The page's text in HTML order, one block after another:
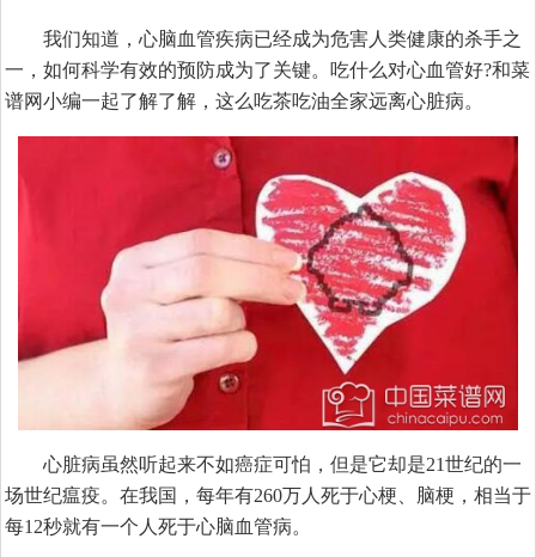
我们知道，心脑血管疾病已经成为危害人类健康的杀手之
一，如何科学有效的预防成为了关键。吃什么对心血管好?和菜
谱网小编一起了解了解，这么吃茶吃油全家远离心脏病。
心脏病虽然听起来不如癌症可怕，但是它却是21世纪的一
场世纪瘟疫。在我国，每年有260万人死于心梗、脑梗，相当于
每12秒就有一个人死于心脑血管病。